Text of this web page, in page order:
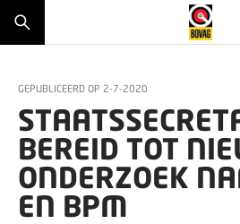
GEPUBLICEERD OP 2-7-2020
BEREID TOT
ONDERZOEK
EN BPM